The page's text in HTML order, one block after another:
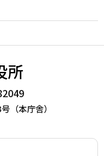
所
（本庁舎）